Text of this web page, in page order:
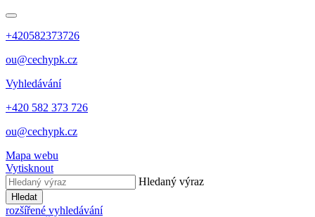
+420582373726
ou@cechypk.cz
Vyhledávání
+420 582 373 726
ou@cechypk.cz
Mapa webu
Vytisknout
Hledaný výraz
Hledat
rozšířené vyhledávání